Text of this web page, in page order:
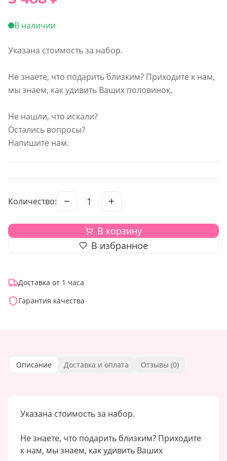
В наличии
Указана стоимость за набор.
Не знаете, что подарить близким? Приходите к нам,
мы знаем, как удивить Ваших половинок.
Не нашли, что искали?
Остались вопросы?
Напишите нам.
Количество: 1
В корзину
В избранное
Доставка от 1 часа
Гарантия качества
Описание Доставка и оплата Отзывы (0)
Указана стоимость за набор.
Не знаете, что подарить близким? Приходите
к нам, мы знаем, как удивить Ваших